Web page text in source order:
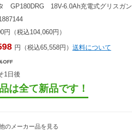
GP180DRG 18V-6.0Ah充電式グリスガン
円（税込104,060円）
円（税込65,558円） 送料について
OFF
1日後
は全て新品です！
のメーカー品を見る